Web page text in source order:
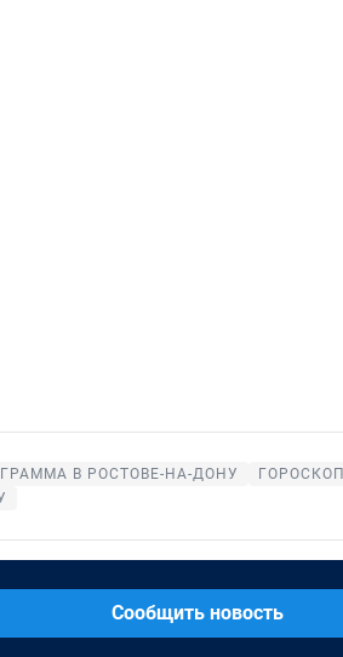
В РОСТОВЕ-НА-ДОНУ
ГОРОСКОП
Сообщить новость